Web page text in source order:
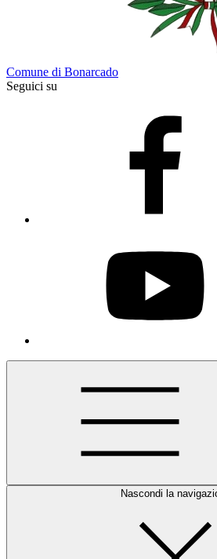
Comune di Bonarcado
Seguici su
Nascondi la